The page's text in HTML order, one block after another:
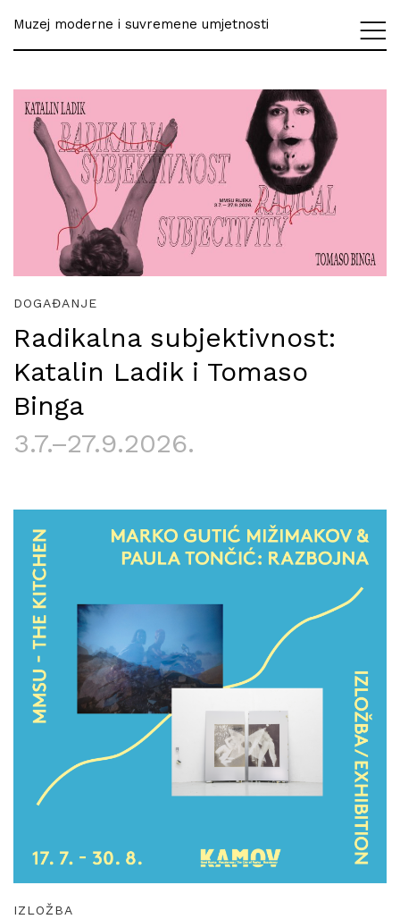
Muzej moderne i suvremene umjetnosti
DOGAĐANJE
Radikalna subjektivnost:
Katalin Ladik i Tomaso
Binga
3.7.–27.9.2026.
IZLOŽBA